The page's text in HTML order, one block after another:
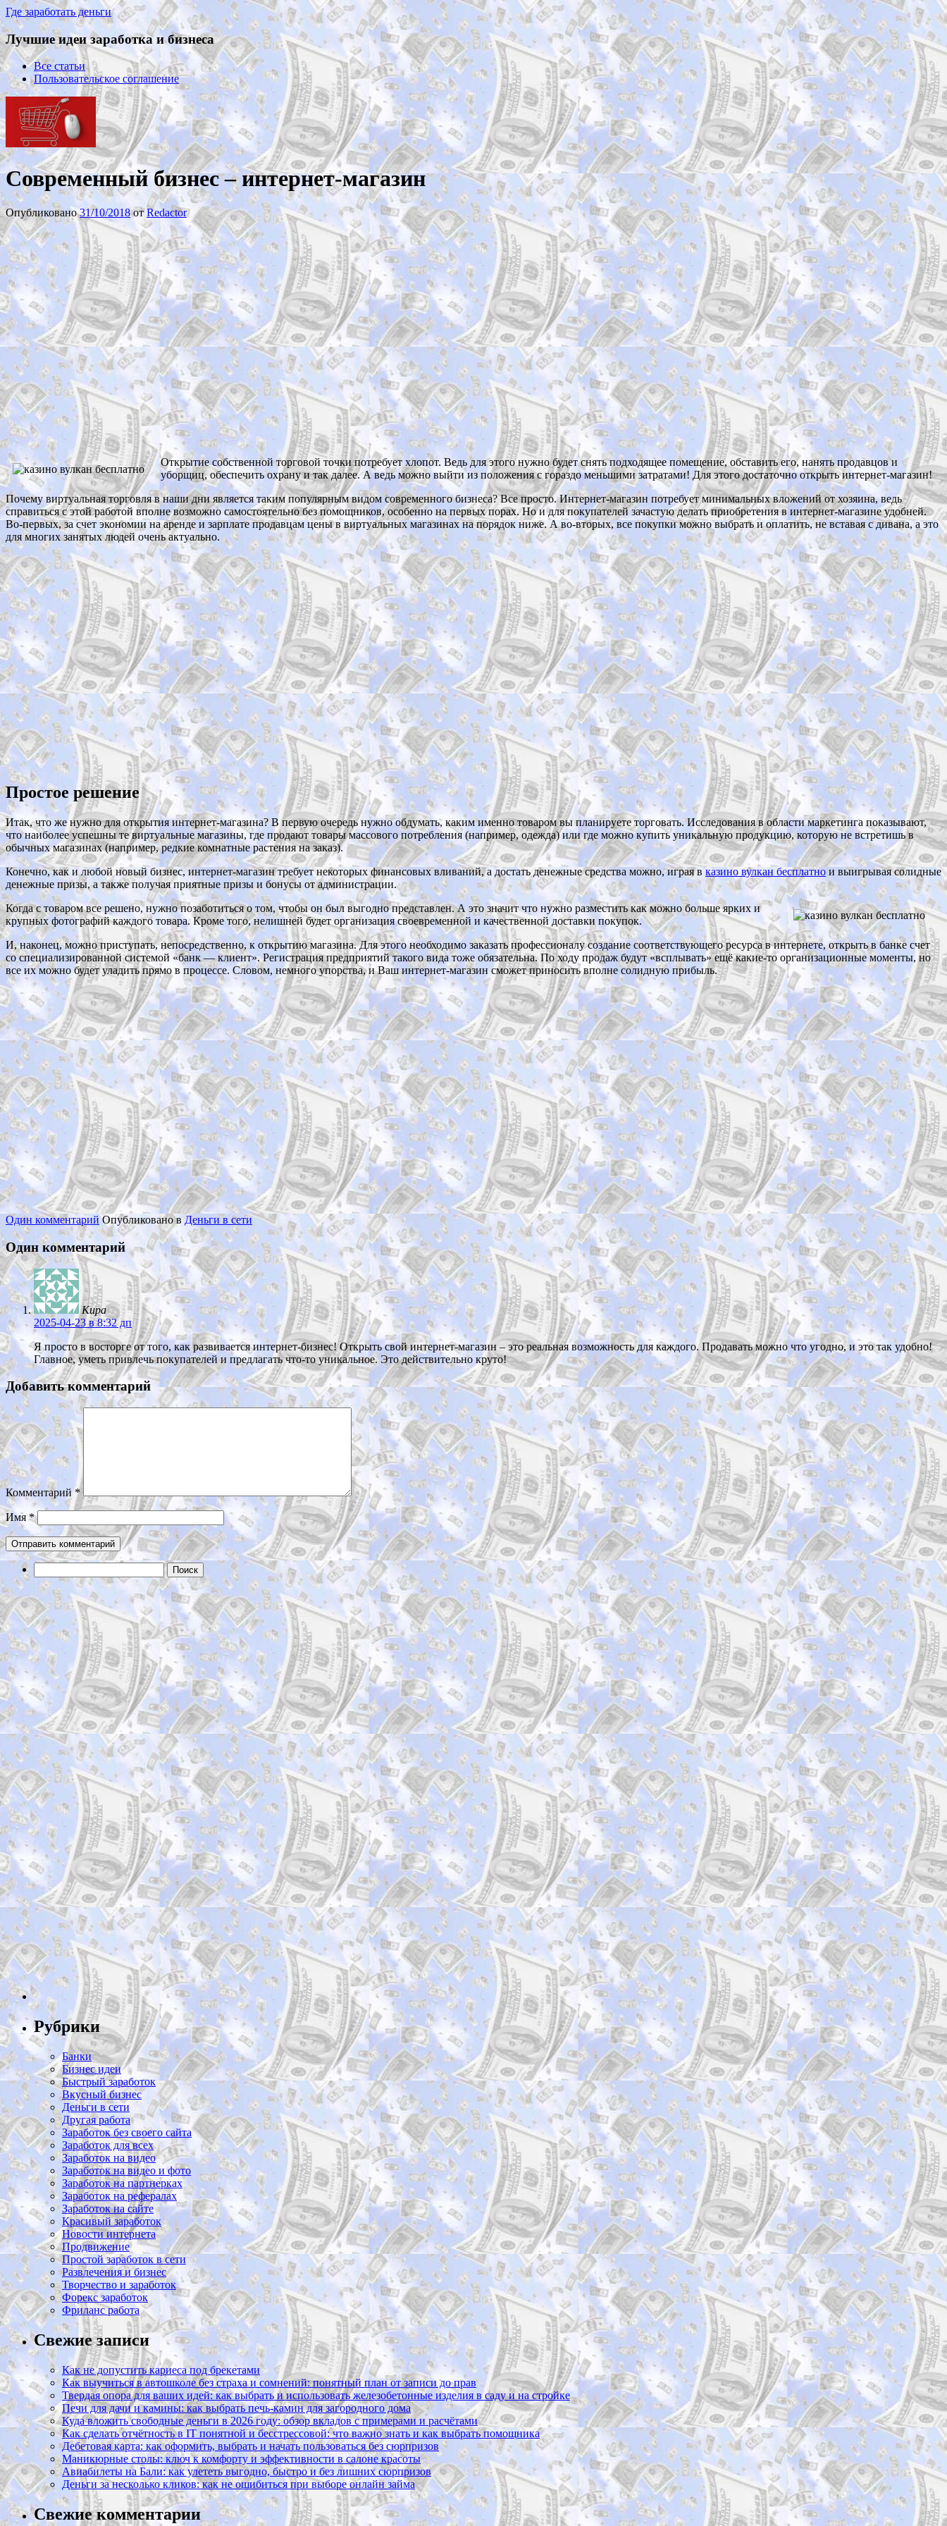
Где заработать деньги
Лучшие идеи заработка и бизнеса
Все статьи
Пользовательское соглашение
Современный бизнес – интернет-магазин
Опубликовано31/10/2018 отRedactor
Открытие собственной торговой точки потребует хлопот. Ведь для этого нужно будет снять подходящее помещение, обставить его, нанять продавцов и
уборщиц, обеспечить охрану и так далее. А ведь можно выйти из положения с гораздо меньшими затратами! Для этого достаточно открыть интернет-магазин!
Почему виртуальная торговля в наши дни является таким популярным видом современного бизнеса? Все просто. Интернет-магазин потребует минимальных вложений от хозяина, ведь
справиться с этой работой вполне возможно самостоятельно без помощников, особенно на первых порах. Но и для покупателей зачастую делать приобретения в интернет-магазине удобней.
Во-первых, за счет экономии на аренде и зарплате продавцам цены в виртуальных магазинах на порядок ниже. А во-вторых, все покупки можно выбрать и оплатить, не вставая с дивана, а это
для многих занятых людей очень актуально.
Простое решение
Итак, что же нужно для открытия интернет-магазина? В первую очередь нужно обдумать, каким именно товаром вы планируете торговать. Исследования в области маркетинга показывают,
что наиболее успешны те виртуальные магазины, где продают товары массового потребления (например, одежда) или где можно купить уникальную продукцию, которую не встретишь в
обычных магазинах (например, редкие комнатные растения на заказ).
Конечно, как и любой новый бизнес, интернет-магазин требует некоторых финансовых вливаний, а достать денежные средства можно, играя в казино вулкан бесплатно и выигрывая солидные
денежные призы, а также получая приятные призы и бонусы от администрации.
Когда с товаром все решено, нужно позаботиться о том, чтобы он был выгодно представлен. А это значит что нужно разместить как можно больше ярких и
крупных фотографий каждого товара. Кроме того, нелишней будет организация своевременной и качественной доставки покупок.
И, наконец, можно приступать, непосредственно, к открытию магазина. Для этого необходимо заказать профессионалу создание соответствующего ресурса в интернете, открыть в банке счет
со специализированной системой «банк — клиент». Регистрация предприятий такого вида тоже обязательна. По ходу продаж будут «всплывать» ещё какие-то организационные моменты, но
все их можно будет уладить прямо в процессе. Словом, немного упорства, и Ваш интернет-магазин сможет приносить вполне солидную прибыль.
Один комментарий Опубликовано в Деньги в сети
Один комментарий
Кира
2025-04-23в 8:32 дп
Я просто в восторге от того, как развивается интернет-бизнес! Открыть свой интернет-магазин – это реальная возможность для каждого. Продавать можно что угодно, и это так удобно!
Главное, уметь привлечь покупателей и предлагать что-то уникальное. Это действительно круто!
Добавить комментарий
Комментарий*
Имя *
Рубрики
Банки
Бизнес идеи
Быстрый заработок
Вкусный бизнес
Деньги в сети
Другая работа
Заработок без своего сайта
Заработок для всех
Заработок на видео
Заработок на видео и фото
Заработок на партнерках
Заработок на рефералах
Заработок на сайте
Красивый заработок
Новости интернета
Продвижение
Простой заработок в сети
Развлечения и бизнес
Творчество и заработок
Форекс заработок
Фриланс работа
Свежие записи
Как не допустить кариеса под брекетами
Как выучиться в автошколе без страха и сомнений: понятный план от записи до прав
Твердая опора для ваших идей: как выбрать и использовать железобетонные изделия в саду и на стройке
Печи для дачи и камины: как выбрать печь-камин для загородного дома
Куда вложить свободные деньги в 2026 году: обзор вкладов с примерами и расчётами
Как сделать отчётность в IT понятной и бесстрессовой: что важно знать и как выбрать помощника
Дебетовая карта: как оформить, выбрать и начать пользоваться без сюрпризов
Маникюрные столы: ключ к комфорту и эффективности в салоне красоты
Авиабилеты на Бали: как улететь выгодно, быстро и без лишних сюрпризов
Деньги за несколько кликов: как не ошибиться при выборе онлайн займа
Свежие комментарии